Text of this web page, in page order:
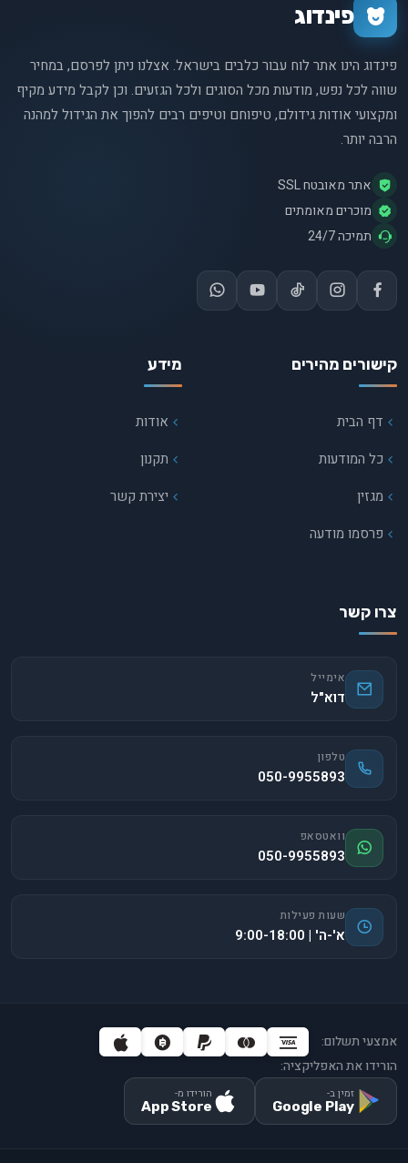
פינדוג
פינדוג הינו אתר לוח עבור כלבים בישראל. אצלנו ניתן לפרסם, במחיר
שווה לכל נפש, מודעות מכל הסוגים ולכל הגזעים. וכן לקבל מידע מקיף
ומקצועי אודות גידולם, טיפוחם וטיפים רבים להפוך את הגידול למהנה
הרבה יותר.
אתר מאובטח SSL
מוכרים מאומתים
תמיכה 24/7
קישורים מהירים
דף הבית
כל המודעות
מגזין
פרסמו מודעה
מידע
אודות
תקנון
יצירת קשר
צרו קשר
אימייל
דוא"ל
טלפון
050-9955893
וואטסאפ
050-9955893
שעות פעילות
א'-ה' | 9:00-18:00
אמצעי תשלום:
הורידו את האפליקציה:
זמין ב-
Google Play
הורידו מ-
App Store